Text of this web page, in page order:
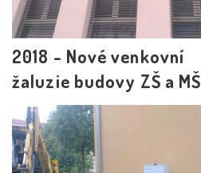
2018 - Nové venkovní
žaluzie budovy ZŠ a MŠ